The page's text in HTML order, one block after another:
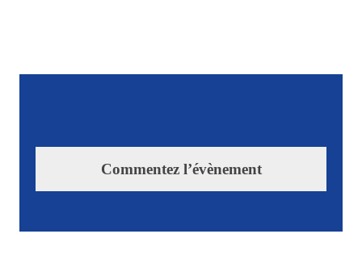
Commentez l’évènement